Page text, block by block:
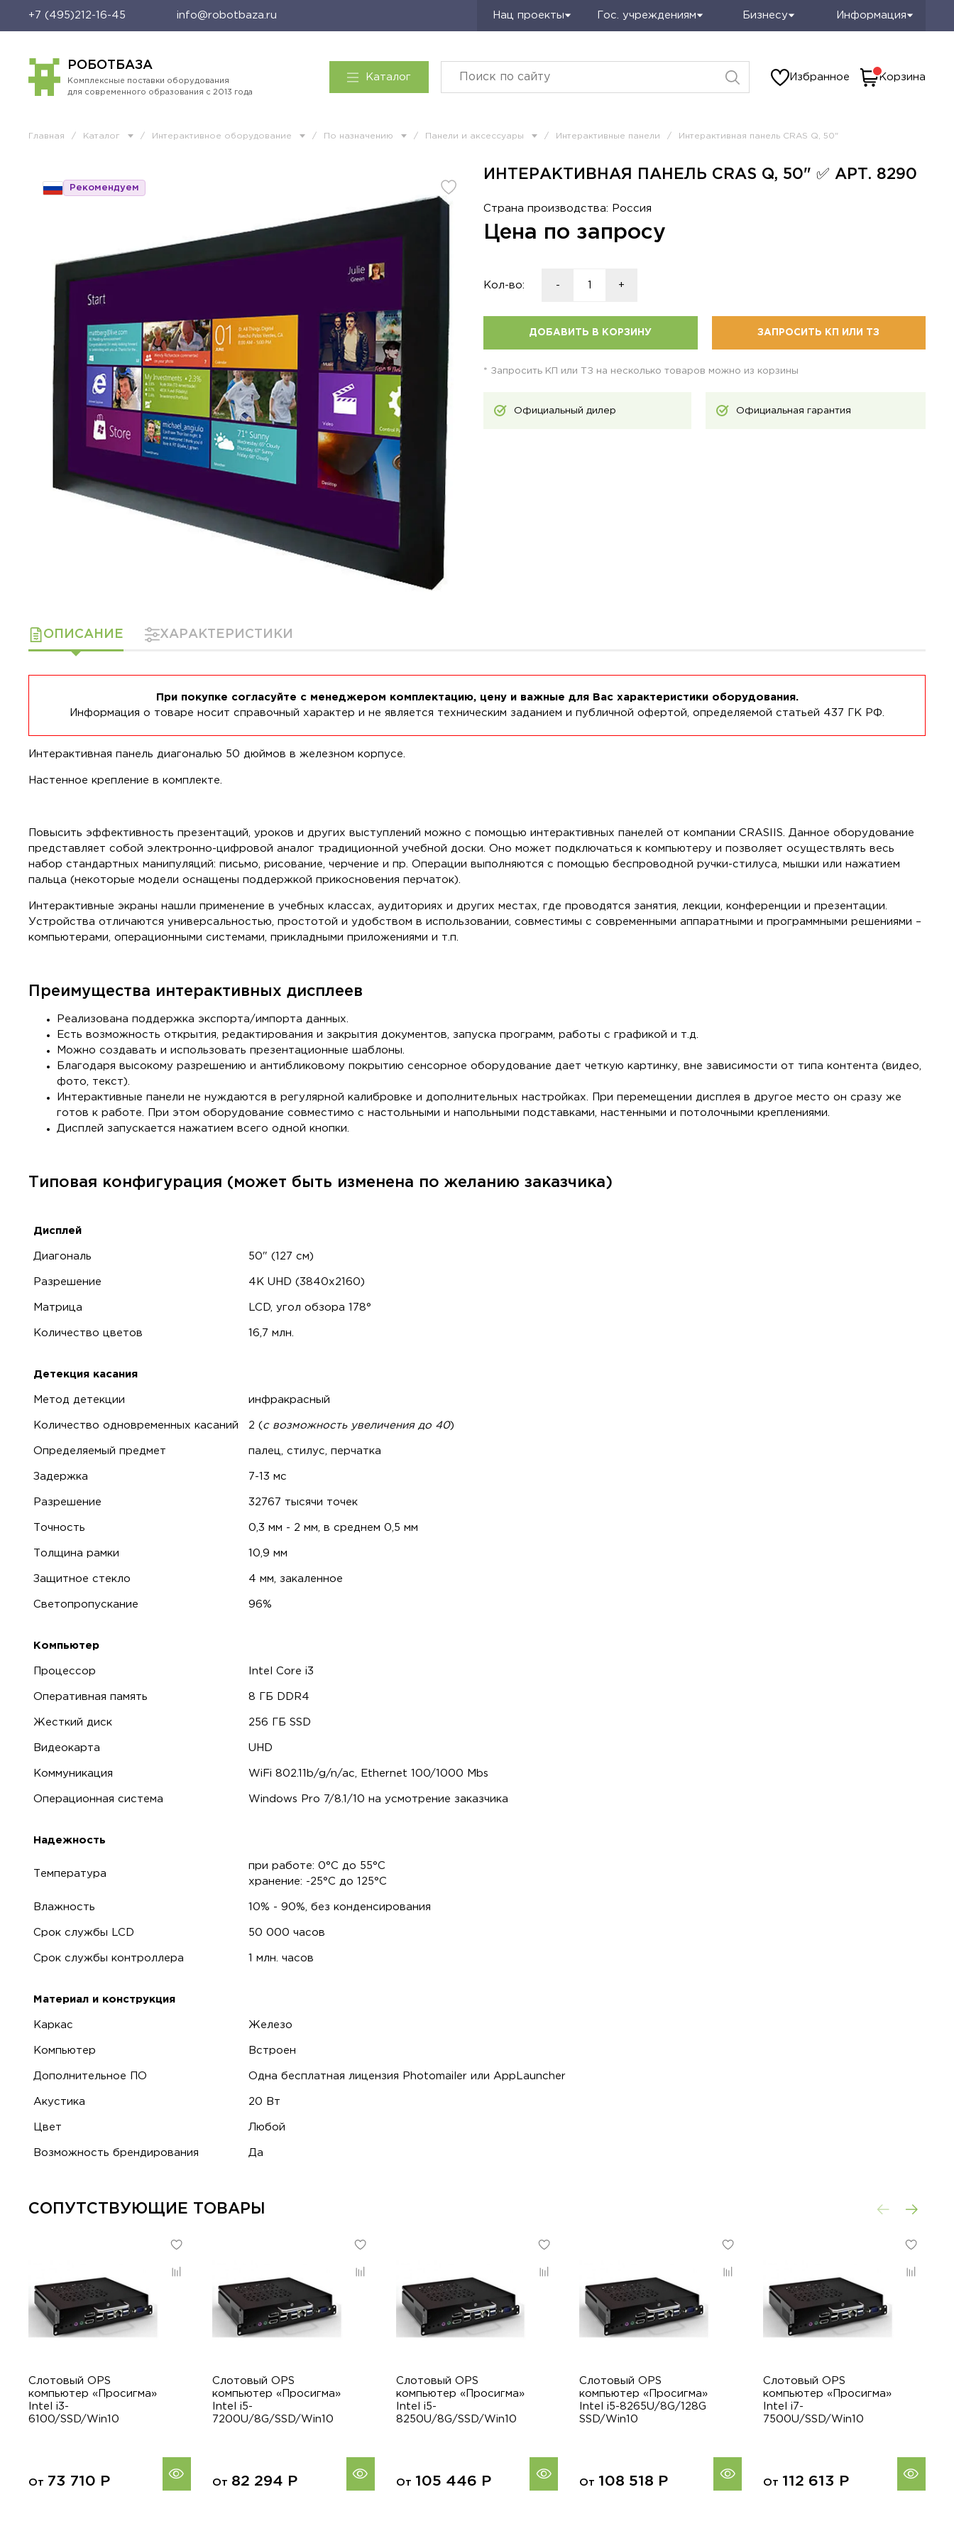
+7 (495)212-16-45 info@robotbaza.ru Нац проекты Гос. учреждениям Бизнесу Информация
РОБОТБАЗА
Комплексные поставки оборудования
для современного образования с 2013 года
Каталог Избранное Корзина
Главная / Каталог / Интерактивное оборудование / По назначению / Панели и аксессуары / Интерактивные панели / Интерактивная панель CRAS Q, 50"
Рекомендуем
ИНТЕРАКТИВНАЯ ПАНЕЛЬ CRAS Q, 50" ✅ АРТ. 8290
Страна производства: Россия
Цена по запросу
Кол-во: - +
ДОБАВИТЬ В КОРЗИНУ ЗАПРОСИТЬ КП ИЛИ ТЗ
* Запросить КП или ТЗ на несколько товаров можно из корзины
Официальный дилер Официальная гарантия
ОПИСАНИЕ ХАРАКТЕРИСТИКИ
При покупке согласуйте с менеджером комплектацию, цену и важные для Вас характеристики оборудования.
Информация о товаре носит справочный характер и не является техническим заданием и публичной офертой, определяемой статьей 437 ГК РФ.
Интерактивная панель диагональю 50 дюймов в железном корпусе.
Настенное крепление в комплекте.
Повысить эффективность презентаций, уроков и других выступлений можно с помощью интерактивных панелей от компании CRASIIS. Данное оборудование
представляет собой электронно-цифровой аналог традиционной учебной доски. Оно может подключаться к компьютеру и позволяет осуществлять весь
набор стандартных манипуляций: письмо, рисование, черчение и пр. Операции выполняются с помощью беспроводной ручки-стилуса, мышки или нажатием
пальца (некоторые модели оснащены поддержкой прикосновения перчаток).
Интерактивные экраны нашли применение в учебных классах, аудиториях и других местах, где проводятся занятия, лекции, конференции и презентации.
Устройства отличаются универсальностью, простотой и удобством в использовании, совместимы с современными аппаратными и программными решениями –
компьютерами, операционными системами, прикладными приложениями и т.п.
Преимущества интерактивных дисплеев
Реализована поддержка экспорта/импорта данных.
Есть возможность открытия, редактирования и закрытия документов, запуска программ, работы с графикой и т.д.
Можно создавать и использовать презентационные шаблоны.
Благодаря высокому разрешению и антибликовому покрытию сенсорное оборудование дает четкую картинку, вне зависимости от типа контента (видео,
фото, текст).
Интерактивные панели не нуждаются в регулярной калибровке и дополнительных настройках. При перемещении дисплея в другое место он сразу же
готов к работе. При этом оборудование совместимо с настольными и напольными подставками, настенными и потолочными креплениями.
Дисплей запускается нажатием всего одной кнопки.
Типовая конфигурация (может быть изменена по желанию заказчика)
Дисплей
Диагональ 50" (127 см)
Разрешение 4K UHD (3840x2160)
Матрица LCD, угол обзора 178°
Количество цветов 16,7 млн.
Детекция касания
Метод детекции инфракрасный
Количество одновременных касаний 2 ( с возможность увеличения до 40)
Определяемый предмет палец, стилус, перчатка
Задержка 7-13 мс
Разрешение 32767 тысячи точек
Точность 0,3 мм - 2 мм, в среднем 0,5 мм
Толщина рамки 10,9 мм
Защитное стекло 4 мм, закаленное
Светопропускание 96%
Компьютер
Процессор Intel Core i3
Оперативная память 8 ГБ DDR4
Жесткий диск 256 ГБ SSD
Видеокарта UHD
Коммуникация WiFi 802.11b/g/n/ac, Ethernet 100/1000 Mbs
Операционная система Windows Pro 7/8.1/10 на усмотрение заказчика
Надежность
Температура
при работе: 0°C до 55°C
хранение: -25°C до 125°C
Влажность 10% - 90%, без конденсирования
Срок службы LCD 50 000 часов
Срок службы контроллера 1 млн. часов
Материал и конструкция
Каркас Железо
Компьютер Встроен
Дополнительное ПО Одна бесплатная лицензия Photomailer или AppLauncher
Акустика 20 Вт
Цвет Любой
Возможность брендирования Да
СОПУТСТВУЮЩИЕ ТОВАРЫ
Слотовый OPS
компьютер «Просигма»
Intel i3-
6100/SSD/Win10
От 73 710 Р
Слотовый OPS
компьютер «Просигма»
Intel i5-
7200U/8G/SSD/Win10
От 82 294 Р
Слотовый OPS
компьютер «Просигма»
Intel i5-
8250U/8G/SSD/Win10
От 105 446 Р
Слотовый OPS
компьютер «Просигма»
Intel i5-8265U/8G/128G
SSD/Win10
От 108 518 Р
Слотовый OPS
компьютер «Просигма»
Intel i7-
7500U/SSD/Win10
От 112 613 Р